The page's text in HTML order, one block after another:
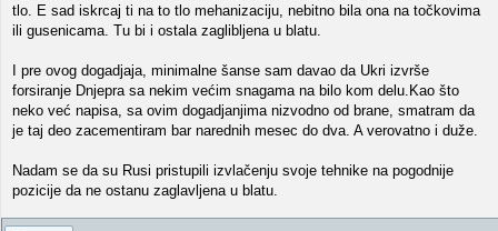
tlo. E sad iskrcaj ti na to tlo mehanizaciju, nebitno bila ona na točkovima
ili gusenicama. Tu bi i ostala zaglibljena u blatu.
I pre ovog dogadjaja, minimalne šanse sam davao da Ukri izvrše
forsiranje Dnjepra sa nekim većim snagama na bilo kom delu.Kao što
neko već napisa, sa ovim dogadjanjima nizvodno od brane, smatram da
je taj deo zacementiram bar narednih mesec do dva. A verovatno i duže.
Nadam se da su Rusi pristupili izvlačenju svoje tehnike na pogodnije
pozicije da ne ostanu zaglavljena u blatu.